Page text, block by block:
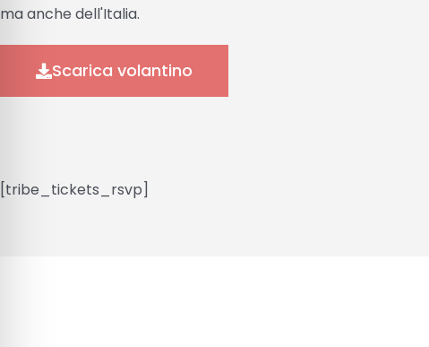
ma anche dell'Italia.
Scarica volantino
[tribe_tickets_rsvp]